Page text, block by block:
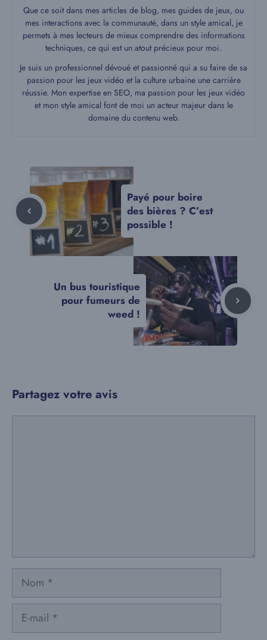
Que ce soit dans mes articles de blog, mes guides de jeux, ou
mes interactions avec la communauté, dans un style amical, je
permets à mes lecteurs de mieux comprendre des informations
techniques, ce qui est un atout précieux pour moi.
Je suis un professionnel dévoué et passionné qui a su faire de sa
passion pour les jeux vidéo et la culture urbaine une carrière
réussie. Mon expertise en SEO, ma passion pour les jeux vidéo
et mon style amical font de moi un acteur majeur dans le
domaine du contenu web.
Payé pour boire
des bières ? C’est
possible !
Un bus touristique
pour fumeurs de
weed !
Partagez votre avis
Nom
mail